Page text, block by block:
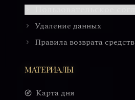
Удаление данных
Правила возврата средств
МАТЕРИАЛЫ
Карта дня